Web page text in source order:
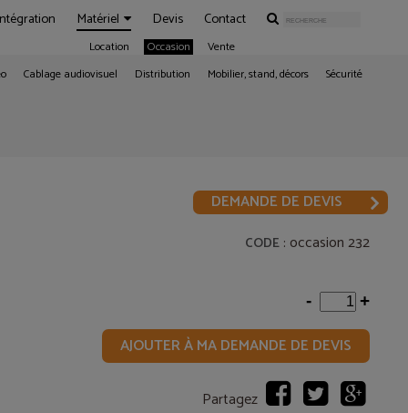
Matériel
Location Occasion Vente
Devis Contact
Cablage audiovisuel Distribution Mobilier, stand, décors Sécurité
DEMANDE DE DEVIS
CODE : occasion 232
- +
AJOUTER À MA DEMANDE DE DEVIS
Partagez